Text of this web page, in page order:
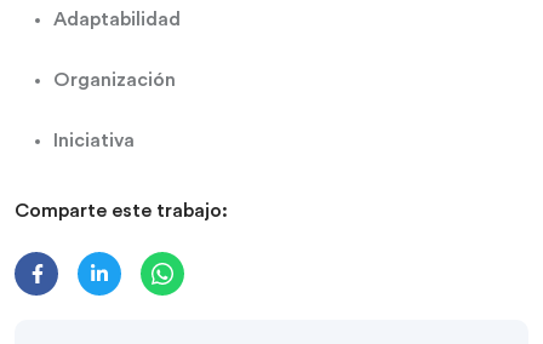
Adaptabilidad
Organización
Iniciativa
Comparte este trabajo: